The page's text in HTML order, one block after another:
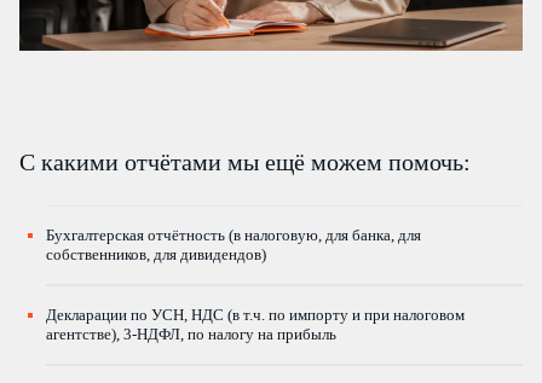
С какими отчётами мы ещё можем помочь:
Бухгалтерская отчётность (в налоговую, для банка, для
собственников, для дивидендов)
Декларации по УСН, НДС (в т.ч. по импорту и при налоговом
агентстве), 3-НДФЛ, по налогу на прибыль